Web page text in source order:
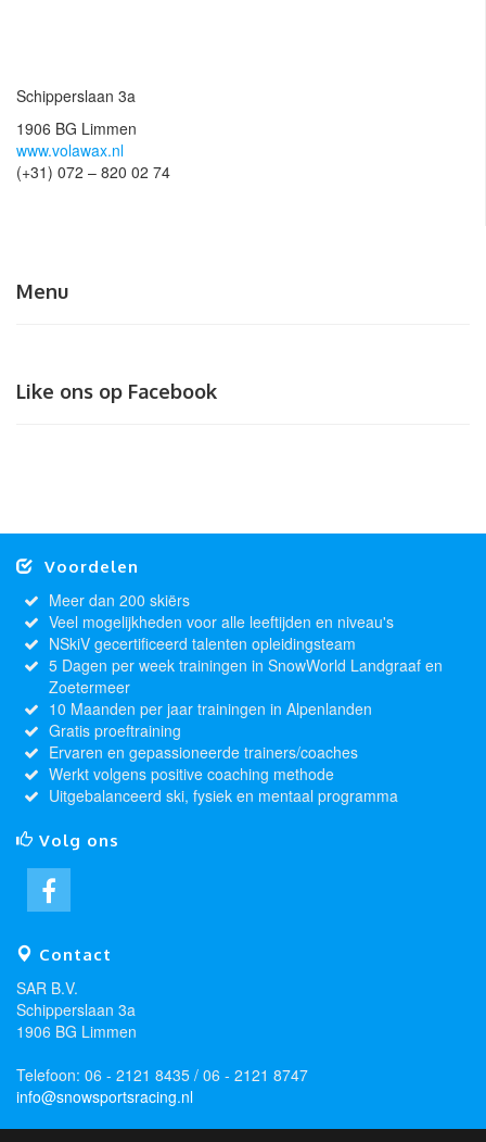
Schipperslaan 3a
1906 BG Limmen
www.volawax.nl
(+31) 072 – 820 02 74
Menu
Like ons op Facebook
Voordelen
Meer dan 200 skiërs
Veel mogelijkheden voor alle leeftijden en niveau's
NSkiV gecertificeerd talenten opleidingsteam
5 Dagen per week trainingen in SnowWorld Landgraaf en
Zoetermeer
10 Maanden per jaar trainingen in Alpenlanden
Gratis proeftraining
Ervaren en gepassioneerde trainers/coaches
Werkt volgens positive coaching methode
Uitgebalanceerd ski, fysiek en mentaal programma
Volg ons
Contact
SAR B.V.
Schipperslaan 3a
1906 BG Limmen
Telefoon: 06 - 2121 8435 / 06 - 2121 8747
info@snowsportsracing.nl